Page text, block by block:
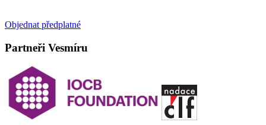
Objednat předplatné
Partneři Vesmíru